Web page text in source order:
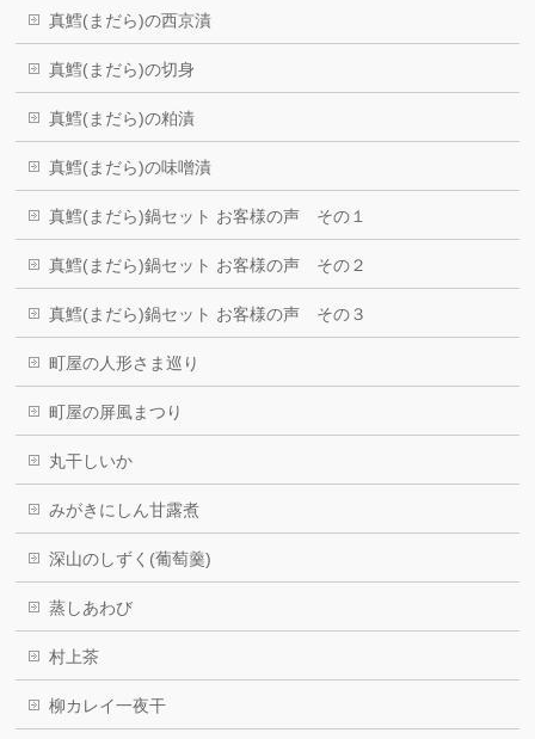
真鱈(まだら)の西京漬
真鱈(まだら)の切身
真鱈(まだら)の粕漬
真鱈(まだら)の味噌漬
真鱈(まだら)鍋セット お客様の声 その１
真鱈(まだら)鍋セット お客様の声 その２
真鱈(まだら)鍋セット お客様の声 その３
町屋の人形さま巡り
町屋の屏風まつり
丸干しいか
みがきにしん甘露煮
深山のしずく(葡萄羹)
蒸しあわび
村上茶
柳カレイ一夜干